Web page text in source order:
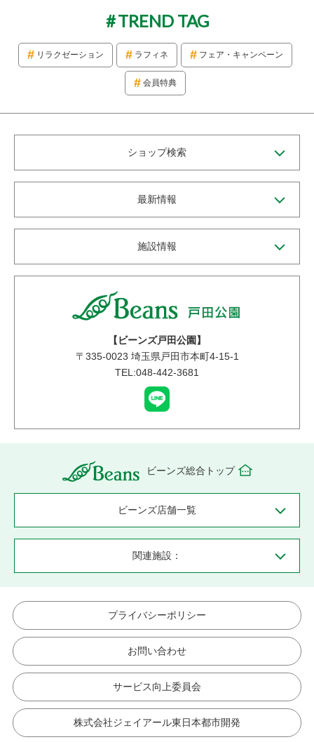
TREND TAG
リラクゼーション ラフィネ フェア・キャンペーン
会員特典
ショップ検索
最新情報
施設情報
【ビーンズ戸田公園】
〒 335-0023 埼玉県戸田市本町4-15-1
TEL:048-442-3681
ビーンズ総合トップ
ビーンズ店舗一覧
関連施設：
プライバシーポリシー
お問い合わせ
サービス向上委員会
株式会社ジェイアール東日本都市開発